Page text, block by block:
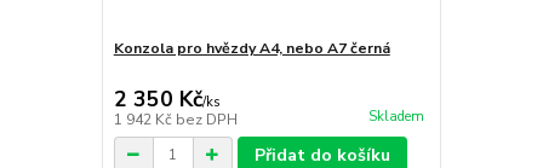
Konzola pro hvězdy A4, nebo A7 černá
2 350 Kč/ks
1 942 Kč bez DPH Skladem
Přidat do košíku